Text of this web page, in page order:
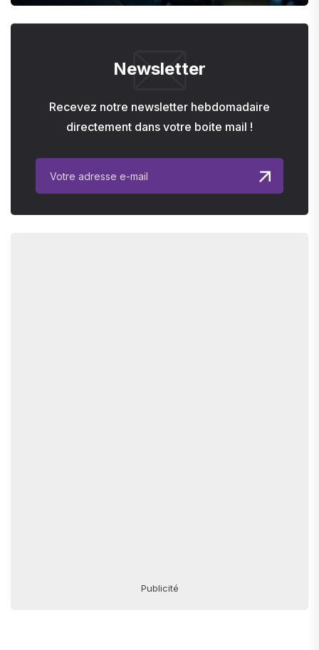
Newsletter
Recevez notre newsletter hebdomadaire
directement dans votre boite mail !
Publicité